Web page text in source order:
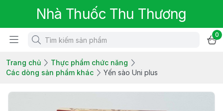
Nhà Thuốc Thu Thương
0
Trang chủ
Thực phẩm chức năng
Các dòng sản phẩm khác
Yến sào Uni plus